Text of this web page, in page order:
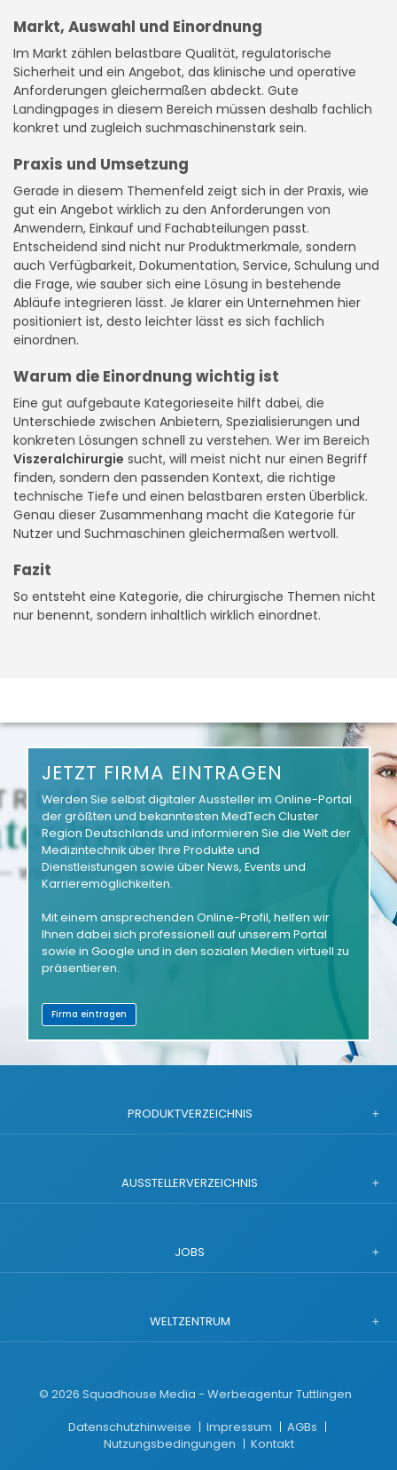
Markt, Auswahl und Einordnung
Im Markt zählen belastbare Qualität, regulatorische
Sicherheit und ein Angebot, das klinische und operative
Anforderungen gleichermaßen abdeckt. Gute
Landingpages in diesem Bereich müssen deshalb fachlich
konkret und zugleich suchmaschinenstark sein.
Praxis und Umsetzung
Gerade in diesem Themenfeld zeigt sich in der Praxis, wie
gut ein Angebot wirklich zu den Anforderungen von
Anwendern, Einkauf und Fachabteilungen passt.
Entscheidend sind nicht nur Produktmerkmale, sondern
auch Verfügbarkeit, Dokumentation, Service, Schulung und
die Frage, wie sauber sich eine Lösung in bestehende
Abläufe integrieren lässt. Je klarer ein Unternehmen hier
positioniert ist, desto leichter lässt es sich fachlich
einordnen.
Warum die Einordnung wichtig ist
Eine gut aufgebaute Kategorieseite hilft dabei, die
Unterschiede zwischen Anbietern, Spezialisierungen und
konkreten Lösungen schnell zu verstehen. Wer im Bereich
Viszeralchirurgie sucht, will meist nicht nur einen Begriff
finden, sondern den passenden Kontext, die richtige
technische Tiefe und einen belastbaren ersten Überblick.
Genau dieser Zusammenhang macht die Kategorie für
Nutzer und Suchmaschinen gleichermaßen wertvoll.
Fazit
So entsteht eine Kategorie, die chirurgische Themen nicht
nur benennt, sondern inhaltlich wirklich einordnet.
JETZT FIRMA EINTRAGEN
Werden Sie selbst digitaler Aussteller im Online-Portal
der größten und bekanntesten MedTech Cluster
Region Deutschlands und informieren Sie die Welt der
Medizintechnik über Ihre Produkte und
Dienstleistungen sowie über News, Events und
Karrieremöglichkeiten.
Mit einem ansprechenden Online-Profil, helfen wir
Ihnen dabei sich professionell auf unserem Portal
sowie in Google und in den sozialen Medien virtuell zu
präsentieren.
Firma eintragen
PRODUKTVERZEICHNIS
AUSSTELLERVERZEICHNIS
JOBS
WELTZENTRUM
© 2026 Squadhouse Media - Werbeagentur Tuttlingen
Datenschutzhinweise
Impressum
AGBs
Nutzungsbedingungen
Kontakt